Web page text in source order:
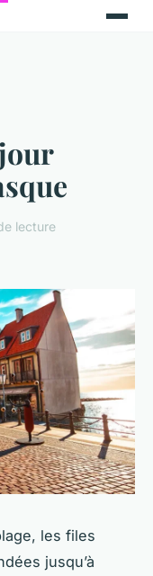
lecture
les files
jusqu’à